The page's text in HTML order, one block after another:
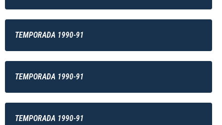
TEMPORADA 1990-91
TEMPORADA 1990-91
TEMPORADA 1990-91